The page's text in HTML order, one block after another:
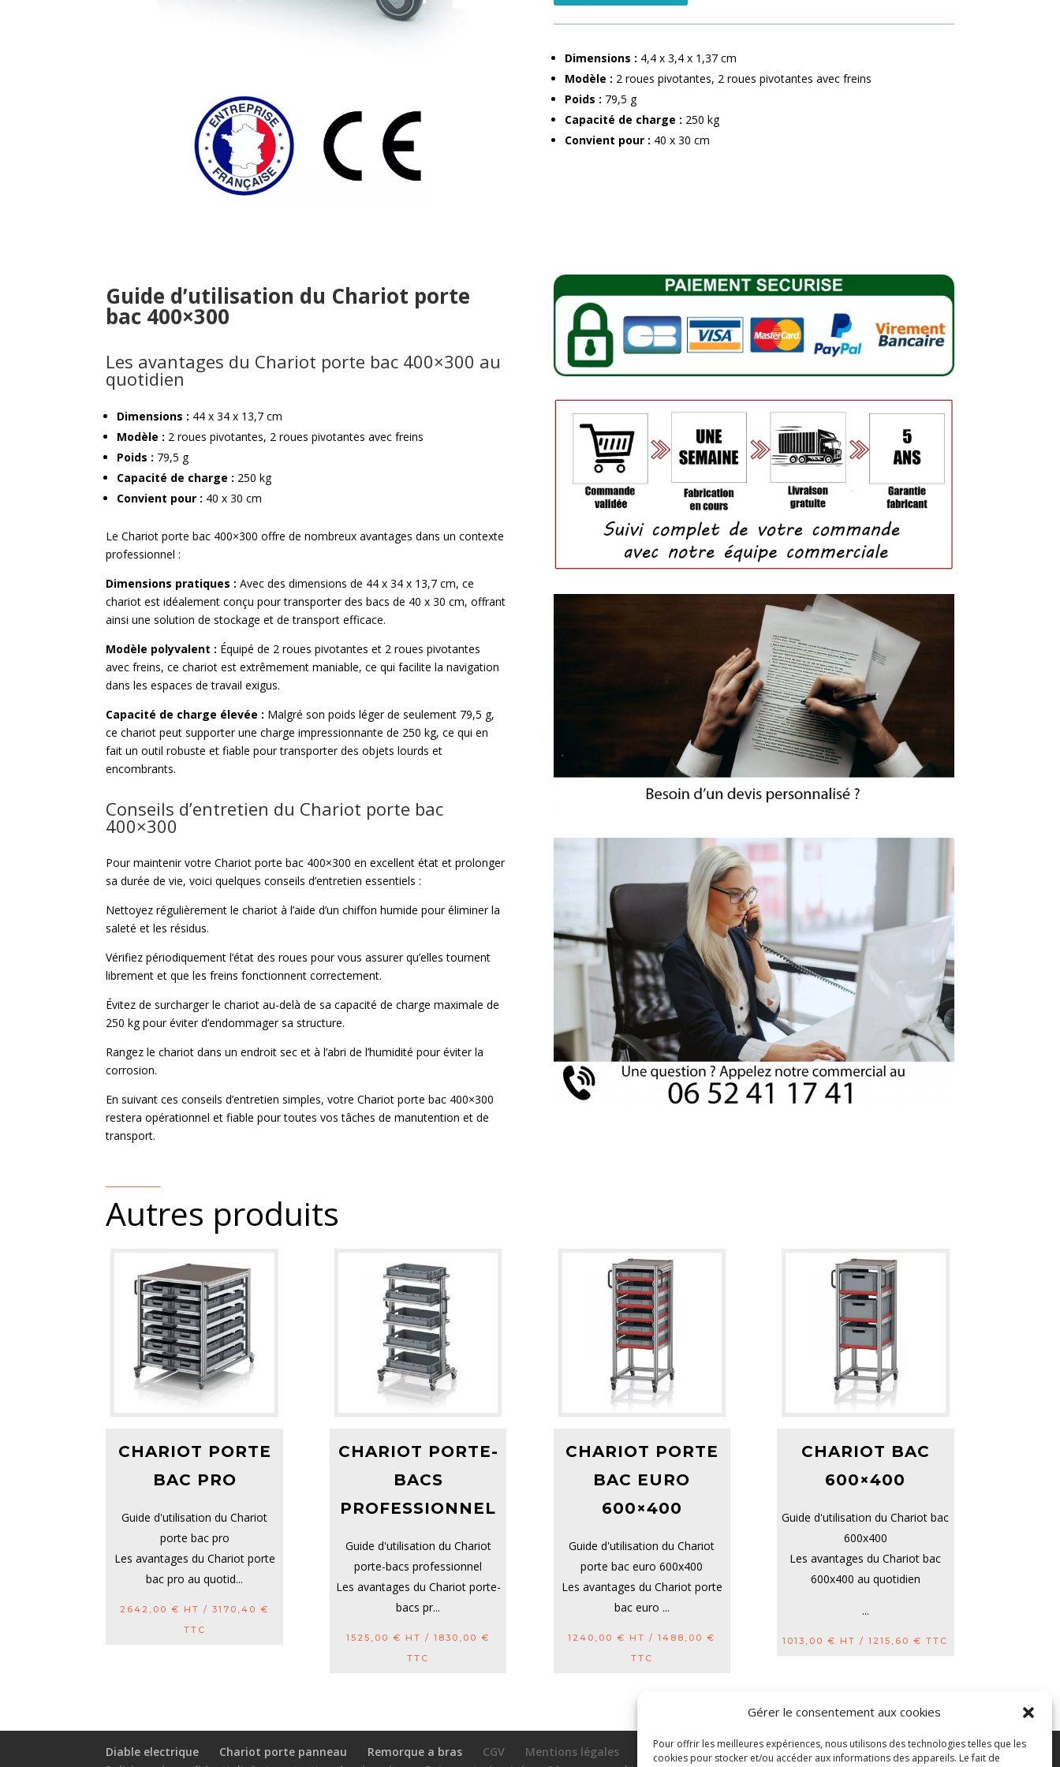
Gérer le consentement aux cookies
Pour offrir les meilleures expériences, nous utilisons des technologies telles que les
cookies pour stocker et/ou accéder aux informations des appareils. Le fait de
Dimensions : 4,4 x 3,4 x 1,37 cm
Modèle : 2 roues pivotantes, 2 roues pivotantes avec freins
Poids : 79,5 g
Capacité de charge : 250 kg
Convient pour : 40 x 30 cm
Guide d’utilisation du Chariot porte
bac 400×300
Les avantages du Chariot porte bac 400×300 au
quotidien
Dimensions : 44 x 34 x 13,7 cm
Modèle : 2 roues pivotantes, 2 roues pivotantes avec freins
Poids : 79,5 g
Capacité de charge : 250 kg
Convient pour : 40 x 30 cm
Le Chariot porte bac 400×300 offre de nombreux avantages dans un contexte
professionnel :
Dimensions pratiques : Avec des dimensions de 44 x 34 x 13,7 cm, ce
chariot est idéalement conçu pour transporter des bacs de 40 x 30 cm, offrant
ainsi une solution de stockage et de transport efficace.
Modèle polyvalent : Équipé de 2 roues pivotantes et 2 roues pivotantes
avec freins, ce chariot est extrêmement maniable, ce qui facilite la navigation
dans les espaces de travail exigus.
Capacité de charge élevée : Malgré son poids léger de seulement 79,5 g,
ce chariot peut supporter une charge impressionnante de 250 kg, ce qui en
fait un outil robuste et fiable pour transporter des objets lourds et
encombrants.
Conseils d’entretien du Chariot porte bac
400×300
Pour maintenir votre Chariot porte bac 400×300 en excellent état et prolonger
sa durée de vie, voici quelques conseils d’entretien essentiels :
Nettoyez régulièrement le chariot à l’aide d’un chiffon humide pour éliminer la
saleté et les résidus.
Vérifiez périodiquement l’état des roues pour vous assurer qu’elles tournent
librement et que les freins fonctionnent correctement.
Évitez de surcharger le chariot au-delà de sa capacité de charge maximale de
250 kg pour éviter d’endommager sa structure.
Rangez le chariot dans un endroit sec et à l’abri de l’humidité pour éviter la
corrosion.
En suivant ces conseils d’entretien simples, votre Chariot porte bac 400×300
restera opérationnel et fiable pour toutes vos tâches de manutention et de
transport.
Autres produits
CHARIOT PORTE
BAC PRO
Guide d'utilisation du Chariot
porte bac pro
Les avantages du Chariot porte
bac pro au quotid...
2642,00€ HT /3170,40€
TTC
CHARIOT PORTE-
BACS
PROFESSIONNEL
Guide d'utilisation du Chariot
porte-bacs professionnel
Les avantages du Chariot porte-
bacs pr...
1525,00€ HT /1830,00€
TTC
CHARIOT PORTE
BAC EURO
600×400
Guide d'utilisation du Chariot
porte bac euro 600x400
Les avantages du Chariot porte
bac euro ...
1240,00€ HT /1488,00€
TTC
CHARIOT BAC
600×400
Guide d'utilisation du Chariot bac
600x400
Les avantages du Chariot bac
600x400 au quotidien
...
1013,00€ HT /1215,60€ TTC
Diable electrique Chariot porte panneau Remorque a bras CGV
Mentions légales